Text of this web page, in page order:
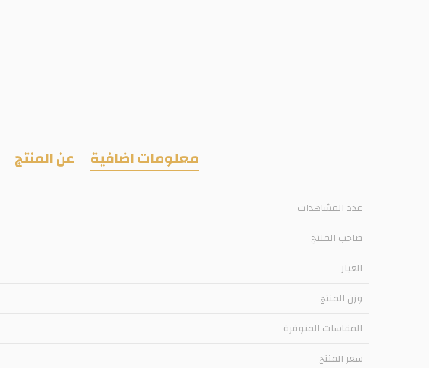
معلومات اضافية عن المنتج
عدد المشاهدات
صاحب المنتج
العيار
وزن المنتج
المقاسات المتوفرة
سعر المنتج